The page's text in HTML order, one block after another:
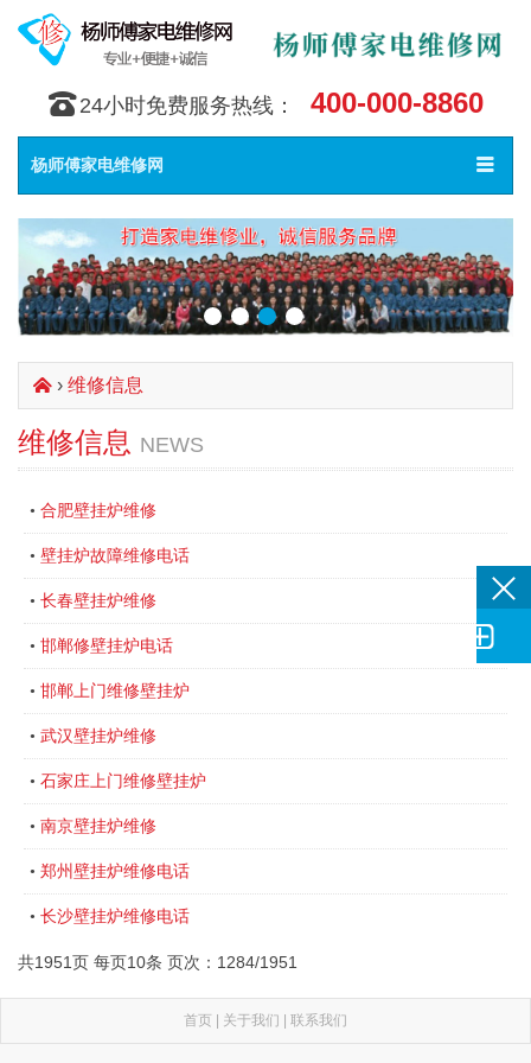
󰇯 24小时免费服务热线： 400-000-8860
Toggle
󰀥
杨师傅家电维修网
󰄫 › 维修信息
维修信息 NEWS
• 合肥壁挂炉维修
• 壁挂炉故障维修电话
• 长春壁挂炉维修
• 邯郸修壁挂炉电话
• 邯郸上门维修壁挂炉
• 武汉壁挂炉维修
• 石家庄上门维修壁挂炉
• 南京壁挂炉维修
• 郑州壁挂炉维修电话
• 长沙壁挂炉维修电话
共1951页 每页10条 页次：1284/1951
首页 | 关于我们 | 联系我们
